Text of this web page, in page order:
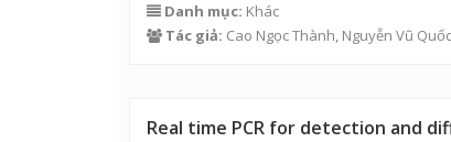
Danh mục: Khác
Tác giả: Cao Ngọc Thành, Nguyễn Vũ
Real time PCR for detection and